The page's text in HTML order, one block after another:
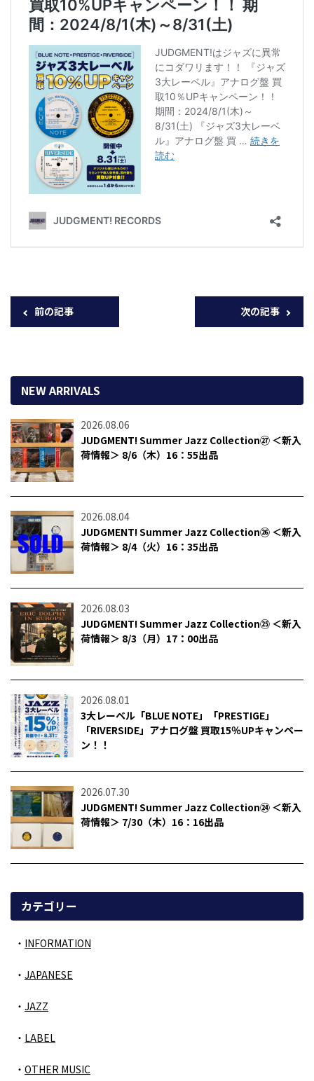
前の記事 次の記事
NEW ARRIVALS
2026.08.06
JUDGMENT! Summer Jazz Collection㉗ ＜新入
荷情報＞ 8/6（木）16：55出品
2026.08.04
JUDGMENT! Summer Jazz Collection㉖ ＜新入
荷情報＞ 8/4（火）16：35出品
2026.08.03
JUDGMENT! Summer Jazz Collection㉕ ＜新入
荷情報＞ 8/3（月）17：00出品
2026.08.01
3大レーベル「BLUE NOTE」「PRESTIGE」
「RIVERSIDE」アナログ盤 買取15％UPキャンペー
ン！！
2026.07.30
JUDGMENT! Summer Jazz Collection㉔ ＜新入
荷情報＞ 7/30（木）16：16出品
カテゴリー
INFORMATION
JAPANESE
JAZZ
LABEL
OTHER MUSIC